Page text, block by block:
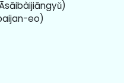
eo)